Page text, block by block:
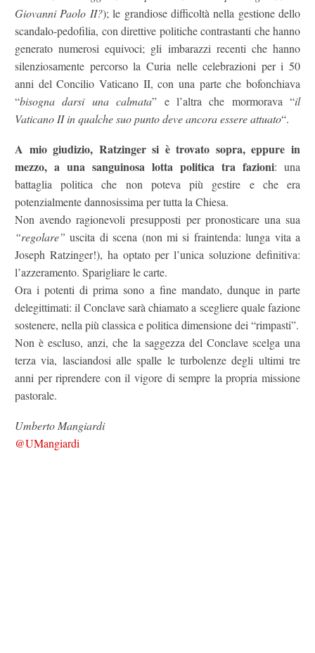
Giovanni Paolo II?); le grandiose difficoltà nella gestione dello
scandalo-pedofilia, con direttive politiche contrastanti che hanno
generato numerosi equivoci; gli imbarazzi recenti che hanno
silenziosamente percorso la Curia nelle celebrazioni per i 50
anni del Concilio Vaticano II, con una parte che bofonchiava
“bisogna darsi una calmata” e l’altra che mormorava “il
Vaticano II in qualche suo punto deve ancora essere attuato“.
A mio giudizio, Ratzinger si è trovato sopra, eppure in
mezzo, a una sanguinosa lotta politica tra fazioni: una
battaglia politica che non poteva più gestire e che era
potenzialmente dannosissima per tutta la Chiesa.
Non avendo ragionevoli presupposti per pronosticare una sua
“regolare” uscita di scena (non mi si fraintenda: lunga vita a
Joseph Ratzinger!), ha optato per l’unica soluzione definitiva:
l’azzeramento. Sparigliare le carte.
Ora i potenti di prima sono a fine mandato, dunque in parte
delegittimati: il Conclave sarà chiamato a scegliere quale fazione
sostenere, nella più classica e politica dimensione dei “rimpasti”.
Non è escluso, anzi, che la saggezza del Conclave scelga una
terza via, lasciandosi alle spalle le turbolenze degli ultimi tre
anni per riprendere con il vigore di sempre la propria missione
pastorale.
Umberto Mangiardi
@UMangiardi